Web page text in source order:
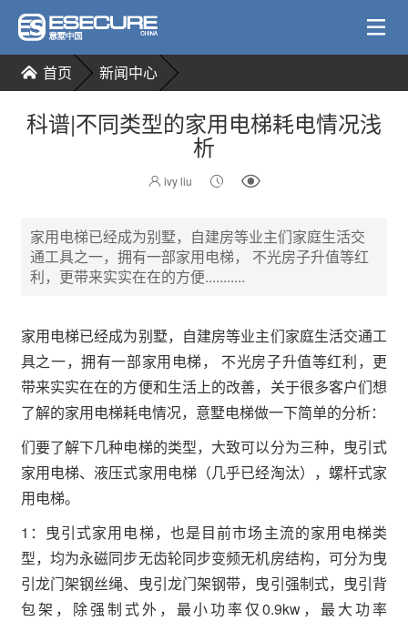
首页 新闻中心
科谱|不同类型的家用电梯耗电情况浅
析
ivy liu
家用电梯已经成为别墅，自建房等业主们家庭生活交
通工具之一，拥有一部家用电梯， 不光房子升值等红
利，更带来实实在在的方便...........
家用电梯已经成为别墅，自建房等业主们家庭生活交通工
具之一，拥有一部家用电梯， 不光房子升值等红利，更
带来实实在在的方便和生活上的改善，关于很多客户们想
了解的家用电梯耗电情况，意墅电梯做一下简单的分析：
们要了解下几种电梯的类型，大致可以分为三种，曳引式
家用电梯、液压式家用电梯（几乎已经淘汰），螺杆式家
用电梯。
1：曳引式家用电梯，也是目前市场主流的家用电梯类
型，均为永磁同步无齿轮同步变频无机房结构，可分为曳
引龙门架钢丝绳、曳引龙门架钢带，曳引强制式，曳引背
包架，除强制式外，最小功率仅0.9kw，最大功率